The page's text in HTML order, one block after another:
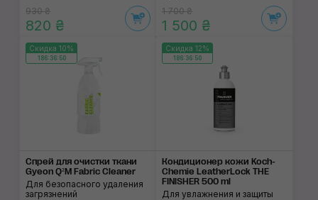
930 ₴
820 ₴
1 700 ₴
1 500 ₴
Скидка 10%
186:36:50
Спрей для очистки ткани
Gyeon Q²M Fabric Cleaner
Для безопасного удаления
загрязнений
Скидка 12%
186:36:50
Кондиционер кожи Koch-
Chemie LeatherLock THE
FINISHER 500 ml
Для увлажнения и защиты